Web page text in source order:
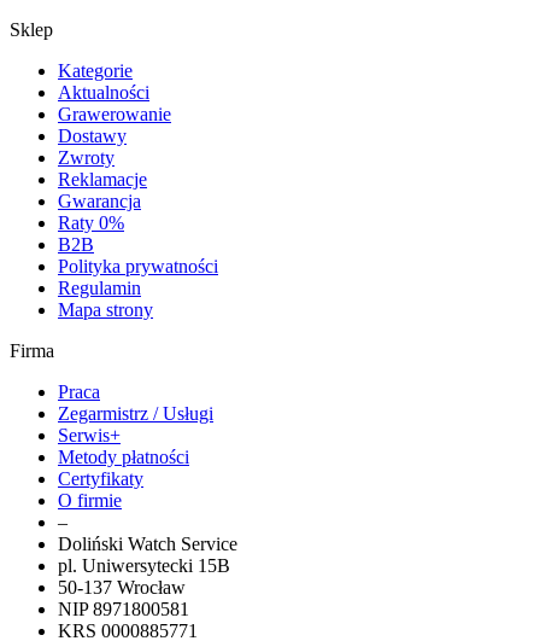
Sklep
Kategorie
Aktualności
Grawerowanie
Dostawy
Zwroty
Reklamacje
Gwarancja
Raty 0%
B2B
Polityka prywatności
Regulamin
Mapa strony
Firma
Praca
Zegarmistrz / Usługi
Serwis+
Metody płatności
Certyfikaty
O firmie
–
Doliński Watch Service
pl. Uniwersytecki 15B
50-137 Wrocław
NIP 8971800581
KRS 0000885771